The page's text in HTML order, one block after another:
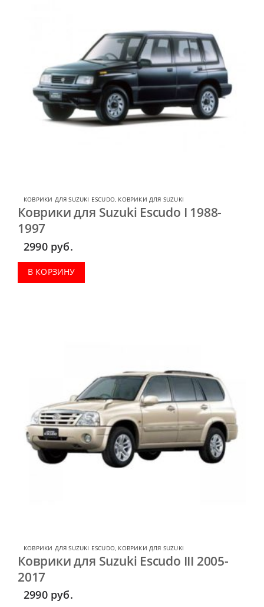
КОВРИКИ ДЛЯ SUZUKI ESCUDO, КОВРИКИ ДЛЯ SUZUKI
Коврики для Suzuki Escudo I 1988-
1997
2990 руб.
В КОРЗИНУ
КОВРИКИ ДЛЯ SUZUKI ESCUDO КОВРИКИ ДЛЯ SUZUKI
Коврики для Suzuki Escudo III 2005-
2017
2990 руб.